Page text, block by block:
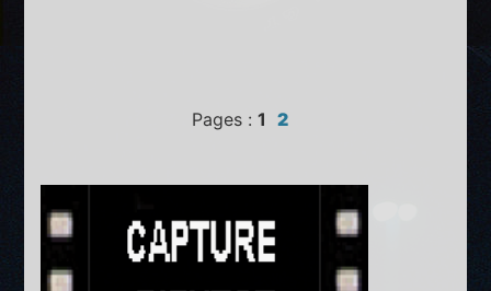
Pages : 1 2